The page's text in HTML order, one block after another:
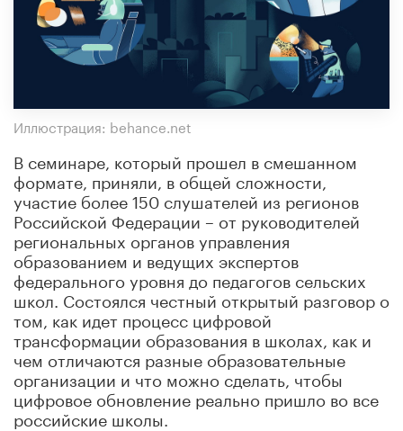
Иллюстрация: behance.net
В семинаре, который прошел в смешанном
формате, приняли, в общей сложности,
участие более 150 слушателей из регионов
Российской Федерации – от руководителей
региональных органов управления
образованием и ведущих экспертов
федерального уровня до педагогов сельских
школ. Состоялся честный открытый разговор о
том, как идет процесс цифровой
трансформации образования в школах, как и
чем отличаются разные образовательные
организации и что можно сделать, чтобы
цифровое обновление реально пришло во все
российские школы.